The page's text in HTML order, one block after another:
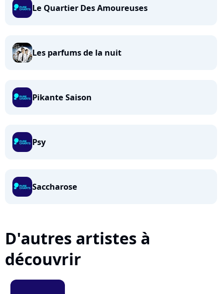
Le Quartier Des Amoureuses
Les parfums de la nuit
Pikante Saison
Psy
Saccharose
D'autres artistes à
découvrir